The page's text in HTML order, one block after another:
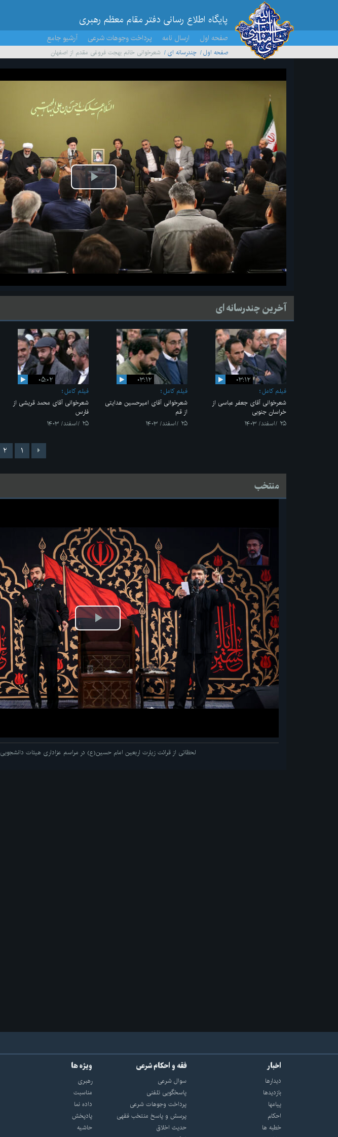
پایگاه اطلاع رسانی دفتر مقام معظم رهبری
صفحه اول ارسال نامه پرداخت وجوهات شرعی آرشیو جامع
صفحه اول چندرسانه ای شعرخوانی خانم بهجت فروغی مقدم از اصفهان
پخش
ویدیو
آخرین چندرسانه ای
۰۳:۱۲
فیلم کامل
شعرخوانی آقای جعفر عباسی از
خراسان جنوبی
۲۵ /اسفند/ ۱۴۰۳
۰۳:۱۲
فیلم کامل
شعرخوانی آقای امیرحسین هدایتی
از قم
۲۵ /اسفند/ ۱۴۰۳
۰۵:۰۲
فیلم کامل
شعرخوانی آقای محمد قریشی از
فارس
۲۵ /اسفند/ ۱۴۰۳
۱ ۲
منتخب
پخش
ویدیو
لحظاتی از قرائت زیارت اربعین امام حسین(ع) در مراسم عزاداری هیئات دانشجویی
اخبار
دیدارها
بازديدها
پيامها
احكام
خطبه ها
فقه و احکام شرعی
سوال شرعی
پاسخگویی تلفنی
پرداخت وجوهات شرعی
پرسش و پاسخ منتخب فقهی
حدیث اخلاق
ویژه ها
رهبری
مناسبت
داده نما
پادپخش
حاشیه